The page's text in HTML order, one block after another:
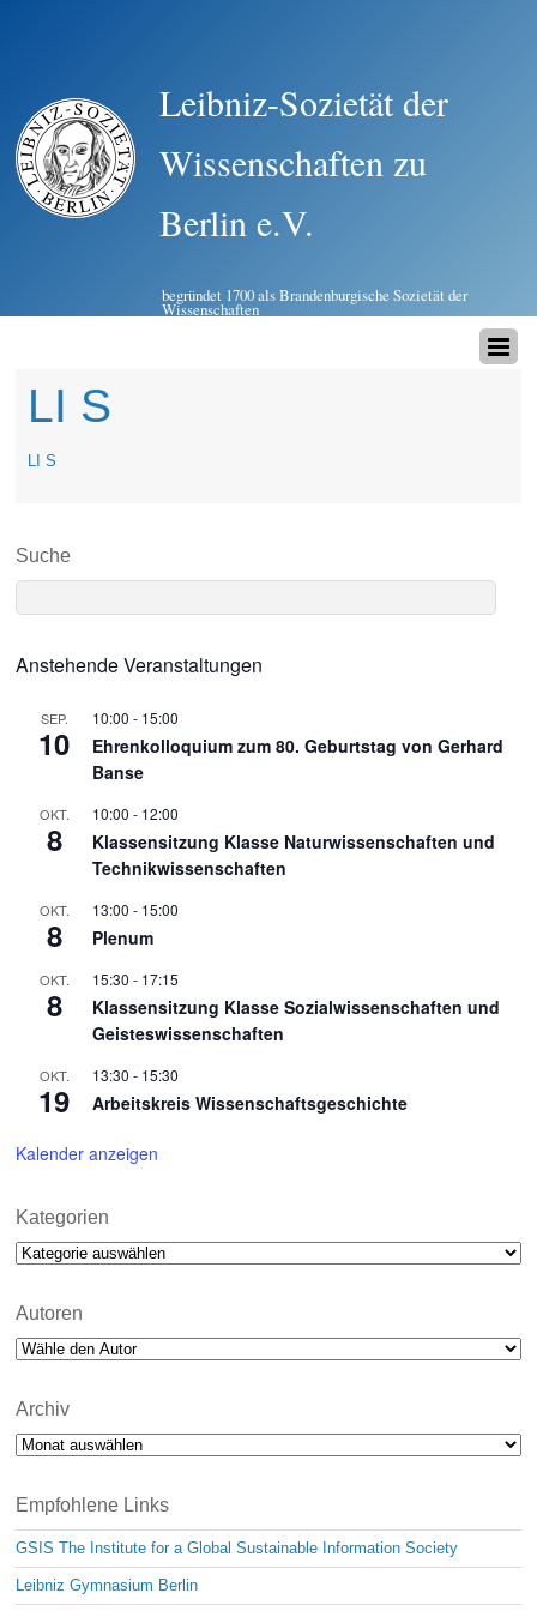
Leibniz-Sozietät der
Wissenschaften zu
Berlin e.V.
begründet 1700 als Brandenburgische Sozietät der
Wissenschaften
LI S
LI S
Suche
Anstehende Veranstaltungen
SEP.
10
10:00 - 15:00
Ehrenkolloquium zum 80. Geburtstag von Gerhard
Banse
OKT.
8
10:00 - 12:00
Klassensitzung Klasse Naturwissenschaften und
Technikwissenschaften
OKT.
8
13:00 - 15:00
Plenum
OKT.
8
15:30 - 17:15
Klassensitzung Klasse Sozialwissenschaften und
Geisteswissenschaften
OKT.
19
13:30 - 15:30
Arbeitskreis Wissenschaftsgeschichte
Kalender anzeigen
Kategorien
Kategorien
Autoren
Archiv
Archiv
Empfohlene Links
GSIS The Institute for a Global Sustainable Information Society
Leibniz Gymnasium Berlin